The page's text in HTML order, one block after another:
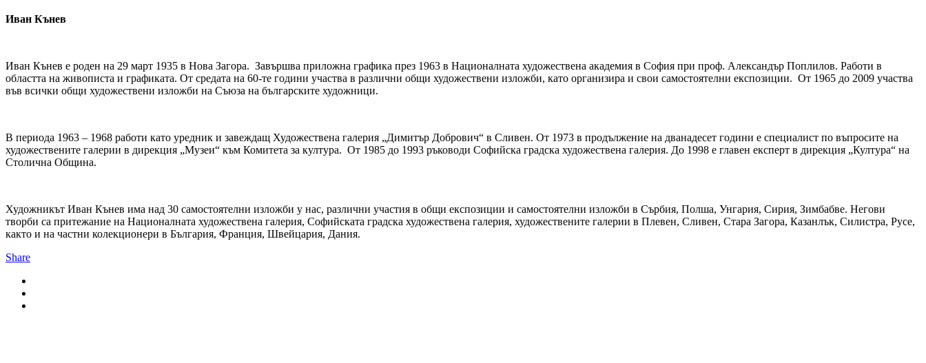
Иван Кънев
Иван Кънев е роден на 29 март 1935 в Нова Загора. Завършва приложна графика през 1963 в Националната художествена академия в София при проф. Александър Поплилов. Работи в
областта на живописта и графиката. От средата на 60-те години участва в различни общи художествени изложби, като организира и свои самостоятелни експозиции. От 1965 до 2009 участва
във всички общи художествени изложби на Съюза на българските художници.
В периода 1963 – 1968 работи като уредник и завеждащ Художествена галерия „Димитър Добрович“ в Сливен. От 1973 в продължение на дванадесет години е специалист по въпросите на
художествените галерии в дирекция „Музеи“ към Комитета за култура. От 1985 до 1993 ръководи Софийска градска художествена галерия. До 1998 е главен експерт в дирекция „Култура“ на
Столична Община.
Художникът Иван Кънев има над 30 самостоятелни изложби у нас, различни участия в общи експозиции и самостоятелни изложби в Сърбия, Полша, Унгария, Сирия, Зимбабве. Негови
творби са притежание на Националната художествена галерия, Софийската градска художествена галерия, художествените галерии в Плевен, Сливен, Стара Загора, Казанлък, Силистра, Русе,
както и на частни колекционери в България, Франция, Швейцария, Дания.
Share